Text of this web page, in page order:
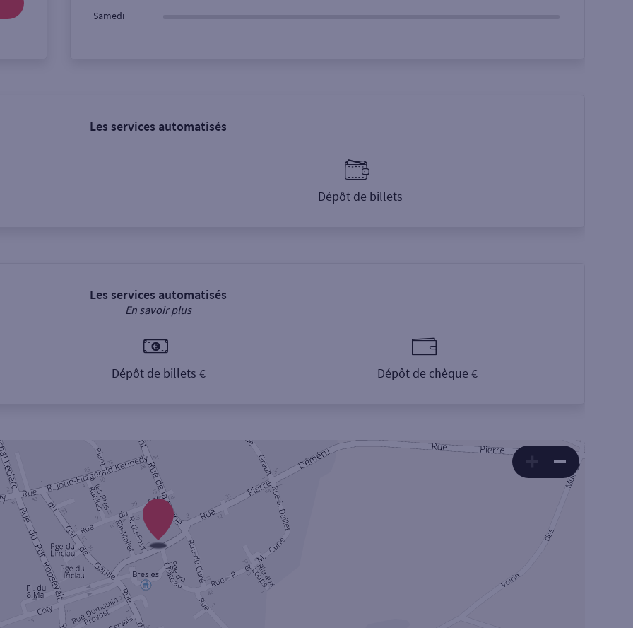
Samedi
Les services automatisés
Dépôt de billets
Les services automatisés
En savoir plus
Dépôt de billets € Dépôt de chèque €